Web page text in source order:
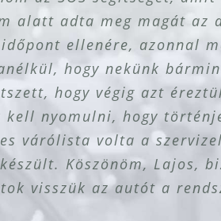
alatt adta meg magát
ellenére, azonnal
hogy nekünk
hogy végig azt
kell nyomulni, hogy
várólista volta a
Köszönöm, Lajos,
visszük az autót a
Csak ajánlani tudom
AZ AUTÓSZERVIZ
AZ AUTÓSZERVIZ
pont, csereautót is
Rita AZ AUTÓSZERVIZ
László AZ AUTÓSZERVIZ
hogy mikor lesz
AZ AUTÓSZERVIZ